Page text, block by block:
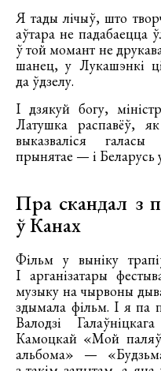
Я тады лічыў, што
аўтара не падабаецца
ў той момант не
шанец, у Лукашэнкі
да ўдзелу.
І дзякуй богу,
Латушка распавёў,
выказваліся
прынятае — і Беларусь
Пра скандал з
ў Канах
Фільм у выніку
І арганізатары
музыку на чырвоны
здымала фільм. І я па
Валодзі
Камоцкай «Мой
альбома» —